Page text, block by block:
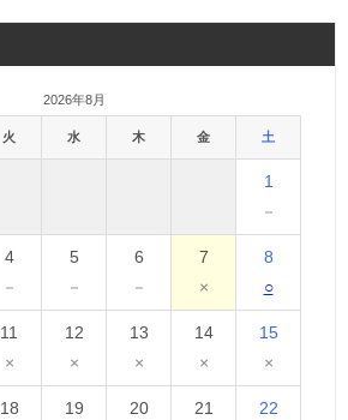
2026年8月
火 水 木 金 土
1
－
4
－
5
－
6
－
7
×
8
○
11
×
12
×
13
×
14
×
15
×
18
19
20
21
22